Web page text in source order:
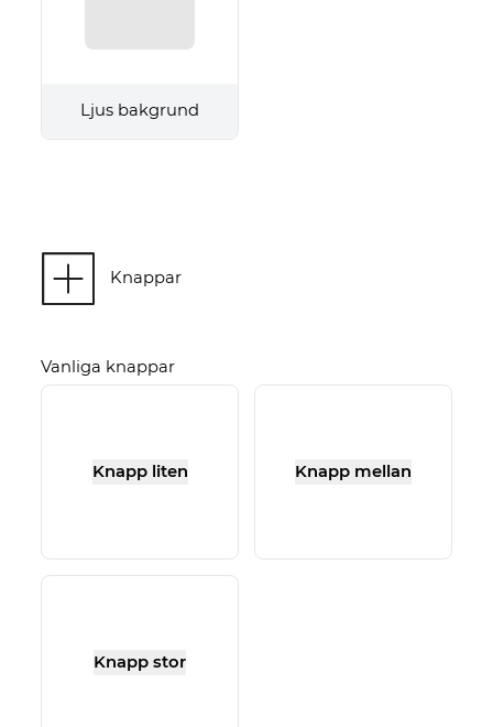
Ljus bakgrund
Knappar
Vanliga knappar
Knapp liten Knapp mellan
Knapp stor